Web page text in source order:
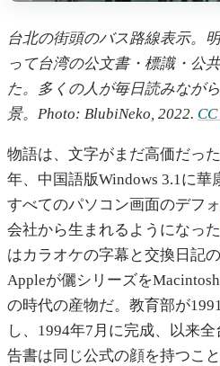
台北の街頭のバス路線表示。
って台湾の公文書・標識・公
た。多くの人が毎日読みなが
景。Photo: BlubiNeko, 2022.
物語は、文字がまだ高価だっ
年、中国語版Windows 3.1に
すべてのパソコン画面のデフ
会社から生まれるようになった
はカラオケの字幕と交換日記
Appleが儷シリーズを
の時代の産物だ。教育部が
し、1994年7月に完成、以来
告書は同じ公式の顔を持つこ